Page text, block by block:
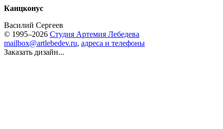
Канцконус
Василий Сергеев
© 1995–2026 Студия Артемия Лебедева
mailbox@artlebedev.ru, адреса и телефоны
Заказать дизайн...